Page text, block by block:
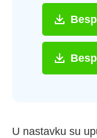
U nastavku su